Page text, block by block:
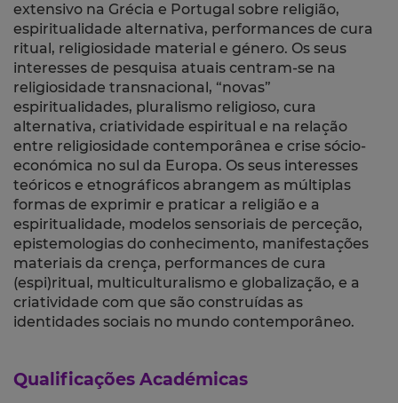
extensivo na Grécia e Portugal sobre religião,
espiritualidade alternativa, performances de cura
ritual, religiosidade material e género. Os seus
interesses de pesquisa atuais centram-se na
religiosidade transnacional, “novas”
espiritualidades, pluralismo religioso, cura
alternativa, criatividade espiritual e na relação
entre religiosidade contemporânea e crise sócio-
económica no sul da Europa. Os seus interesses
teóricos e etnográficos abrangem as múltiplas
formas de exprimir e praticar a religião e a
espiritualidade, modelos sensoriais de perceção,
epistemologias do conhecimento, manifestações
materiais da crença, performances de cura
(espi)ritual, multiculturalismo e globalização, e a
criatividade com que são construídas as
identidades sociais no mundo contemporâneo.
Qualificações Académicas